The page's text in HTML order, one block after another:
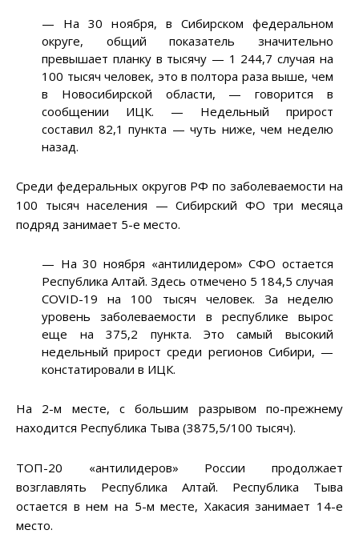
— На 30 ноября, в Сибирском федеральном
округе, общий показатель значительно
превышает планку в тысячу — 1 244,7 случая на
100 тысяч человек, это в полтора раза выше, чем
в Новосибирской области, — говорится в
сообщении ИЦК. — Недельный прирост
составил 82,1 пункта — чуть ниже, чем неделю
назад.
Среди федеральных округов РФ по заболеваемости на
100 тысяч населения — Сибирский ФО три месяца
подряд занимает 5-е место.
— На 30 ноября «антилидером» СФО остается
Республика Алтай. Здесь отмечено 5 184,5 случая
COVID-19 на 100 тысяч человек. За неделю
уровень заболеваемости в республике вырос
еще на 375,2 пункта. Это самый высокий
недельный прирост среди регионов Сибири, —
констатировали в ИЦК.
На 2-м месте, с большим разрывом по-прежнему
находится Республика Тыва (3875,5/100 тысяч).
ТОП-20 «антилидеров» России продолжает
возглавлять Республика Алтай. Республика Тыва
остается в нем на 5-м месте, Хакасия занимает 14-е
место.